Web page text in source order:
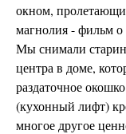
окном,
магнолия - фильм
Мы снимали
центра в доме,
раздаточное
(кухонный лифт)
многое другое